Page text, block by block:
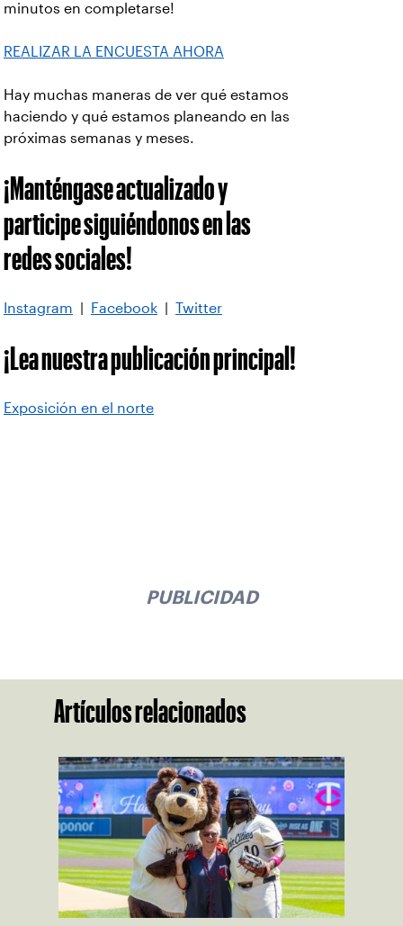
minutos en completarse!
REALIZAR LA ENCUESTA AHORA
Hay muchas maneras de ver qué estamos
haciendo y qué estamos planeando en las
próximas semanas y meses.
¡Manténgase actualizado y
participe siguiéndonos en las
redes sociales!
Instagram Facebook Twitter
¡Lea nuestra publicación principal!
Exposición en el norte
PUBLICIDAD
Artículos relacionados